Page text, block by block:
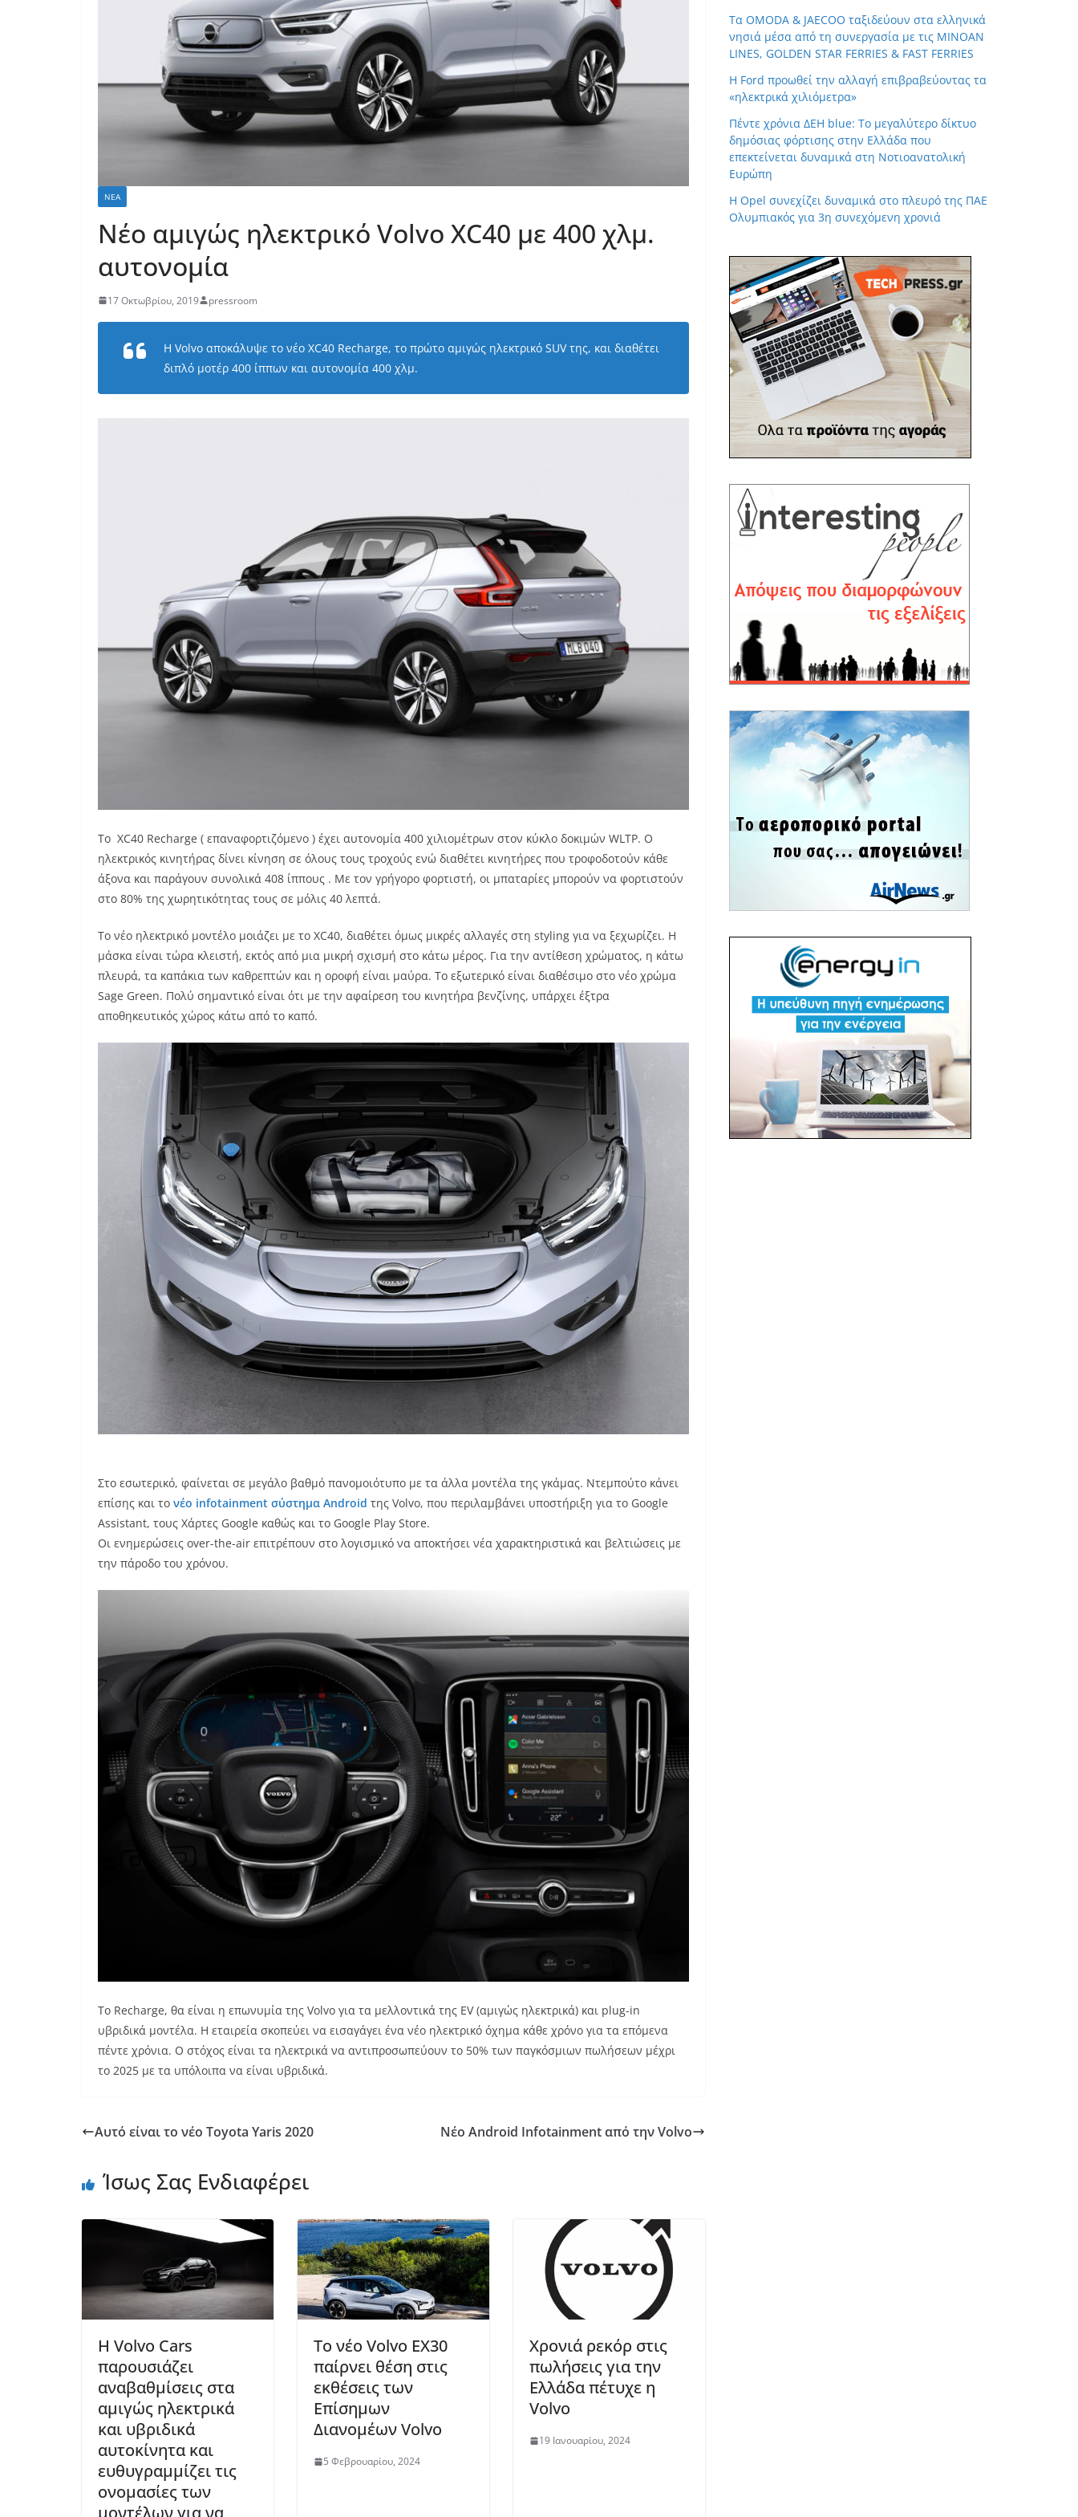
ΝΈΑ
Νέο αμιγώς ηλεκτρικό Volvo XC40 με 400 χλμ.
αυτονομία
17 Οκτωβρίου, 2019 pressroom
Η Volvo αποκάλυψε το νέο XC40 Recharge, το πρώτο αμιγώς ηλεκτρικό SUV της, και διαθέτει
διπλό μοτέρ 400 ίππων και αυτονομία 400 χλμ.
Το XC40 Recharge ( επαναφορτιζόμενο ) έχει αυτονομία 400 χιλιομέτρων στον κύκλο δοκιμών WLTP. Ο
ηλεκτρικός κινητήρας δίνει κίνηση σε όλους τους τροχούς ενώ διαθέτει κινητήρες που τροφοδοτούν κάθε
άξονα και παράγουν συνολικά 408 ίππους . Με τον γρήγορο φορτιστή, οι μπαταρίες μπορούν να φορτιστούν
στο 80% της χωρητικότητας τους σε μόλις 40 λεπτά.
Το νέο ηλεκτρικό μοντέλο μοιάζει με το XC40, διαθέτει όμως μικρές αλλαγές στη styling για να ξεχωρίζει. Η
μάσκα είναι τώρα κλειστή, εκτός από μια μικρή σχισμή στο κάτω μέρος. Για την αντίθεση χρώματος, η κάτω
πλευρά, τα καπάκια των καθρεπτών και η οροφή είναι μαύρα. Το εξωτερικό είναι διαθέσιμο στο νέο χρώμα
Sage Green. Πολύ σημαντικό είναι ότι με την αφαίρεση του κινητήρα βενζίνης, υπάρχει έξτρα
αποθηκευτικός χώρος κάτω από το καπό.
Στο εσωτερικό, φαίνεται σε μεγάλο βαθμό πανομοιότυπο με τα άλλα μοντέλα της γκάμας. Ντεμπούτο κάνει
επίσης και το νέο infotainment σύστημα Android της Volvo, που περιλαμβάνει υποστήριξη για το Google
Assistant, τους Χάρτες Google καθώς και το Google Play Store.
Οι ενημερώσεις over-the-air επιτρέπουν στο λογισμικό να αποκτήσει νέα χαρακτηριστικά και βελτιώσεις με
την πάροδο του χρόνου.
Το Recharge, θα είναι η επωνυμία της Volvo για τα μελλοντικά της EV (αμιγώς ηλεκτρικά) και plug-in
υβριδικά μοντέλα. Η εταιρεία σκοπεύει να εισαγάγει ένα νέο ηλεκτρικό όχημα κάθε χρόνο για τα επόμενα
πέντε χρόνια. Ο στόχος είναι τα ηλεκτρικά να αντιπροσωπεύουν το 50% των παγκόσμιων πωλήσεων μέχρι
το 2025 με τα υπόλοιπα να είναι υβριδικά.
Αυτό είναι το νέο Toyota Yaris 2020 Νέο Android Infotainment από την Volvo
Ίσως Σας Ενδιαφέρει
Η Volvo Cars
παρουσιάζει
αναβαθμίσεις στα
αμιγώς ηλεκτρικά
και υβριδικά
αυτοκίνητα και
ευθυγραμμίζει τις
ονομασίες των
Το νέο Volvo EX30
παίρνει θέση στις
εκθέσεις των
Επίσημων
Διανομέων Volvo
5 Φεβρουαρίου, 2024
Χρονιά ρεκόρ στις
πωλήσεις για την
Ελλάδα πέτυχε η
Volvo
19 Ιανουαρίου, 2024
Τα OMODA & JAECOO ταξιδεύουν στα ελληνικά
νησιά μέσα από τη συνεργασία με τις MINOAN
LINES, GOLDEN STAR FERRIES & FAST FERRIES
Η Ford προωθεί την αλλαγή επιβραβεύοντας τα
«ηλεκτρικά χιλιόμετρα»
Πέντε χρόνια ΔΕΗ blue: Το μεγαλύτερο δίκτυο
δημόσιας φόρτισης στην Ελλάδα που
επεκτείνεται δυναμικά στη Νοτιοανατολική
Ευρώπη
Η Opel συνεχίζει δυναμικά στο πλευρό της ΠΑΕ
Ολυμπιακός για 3η συνεχόμενη χρονιά